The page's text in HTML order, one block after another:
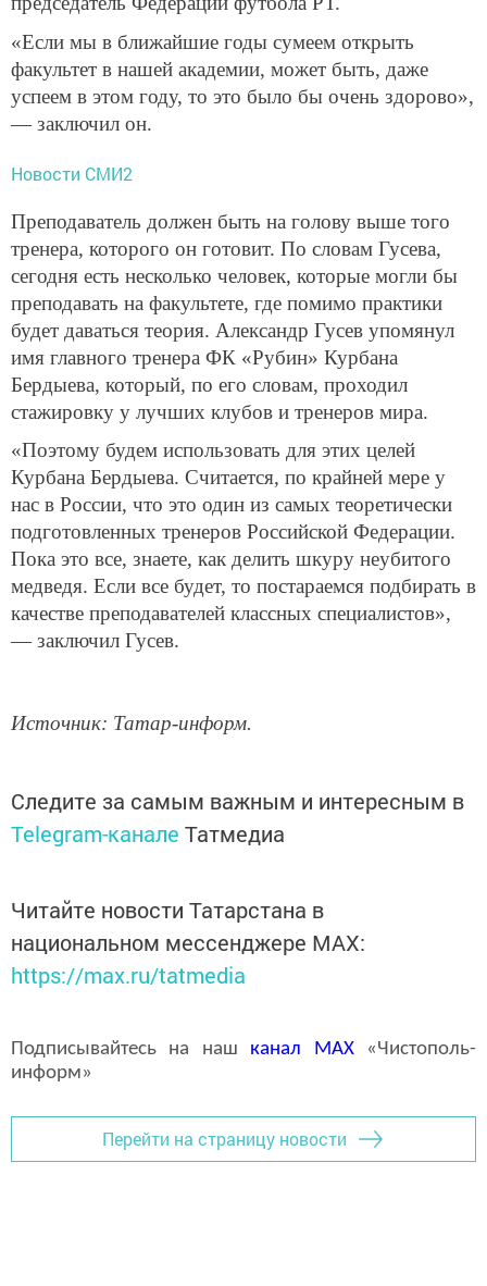
«Если мы в ближайшие годы сумеем открыть
факультет в нашей академии, может быть, даже
успеем в этом году, то это было бы очень здорово»,
— заключил он.
Новости СМИ2
Преподаватель должен быть на голову выше того
тренера, которого он готовит. По словам Гусева,
сегодня есть несколько человек, которые могли бы
преподавать на факультете, где помимо практики
будет даваться теория. Александр Гусев упомянул
имя главного тренера ФК «Рубин» Курбана
Бердыева, который, по его словам, проходил
стажировку у лучших клубов и тренеров мира.
«Поэтому будем использовать для этих целей
Курбана Бердыева. Считается, по крайней мере у
нас в России, что это один из самых теоретически
подготовленных тренеров Российской Федерации.
Пока это все, знаете, как делить шкуру неубитого
медведя. Если все будет, то постараемся подбирать в
качестве преподавателей классных специалистов»,
— заключил Гусев.
Источник: Татар-информ.
Следите за самым важным и интересным в
Telegram-канале Татмедиа
Читайте новости Татарстана в
национальном мессенджере MАХ:
https://max.ru/tatmedia
Подписывайтесь на наш канал MAX«Чистополь-
информ»
Перейти на страницу новости